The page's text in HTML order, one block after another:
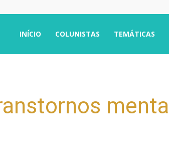
INÍCIO COLUNISTAS TEMÁTICAS